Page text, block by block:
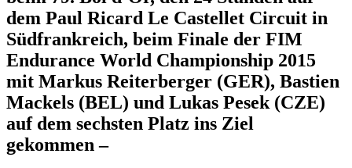
dem Paul Ricard Le Castellet Circuit in
Südfrankreich, beim Finale der FIM
Endurance World Championship 2015
mit Markus Reiterberger (GER), Bastien
Mackels (BEL) und Lukas Pesek (CZE)
auf dem sechsten Platz ins Ziel
gekommen –